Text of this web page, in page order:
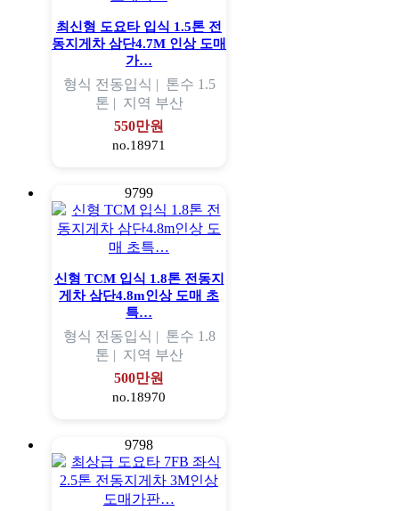
최신형 도요타 입식 1.5톤 전
동지게차 삼단4.7M 인상 도매
가…
형식 전동입식 | 톤수 1.5
톤 | 지역 부산
550만원
no.18971
9799
신형 TCM 입식 1.8톤 전동지
게차 삼단4.8m인상 도매 초
특…
형식 전동입식 | 톤수 1.8
톤 | 지역 부산
500만원
no.18970
9798